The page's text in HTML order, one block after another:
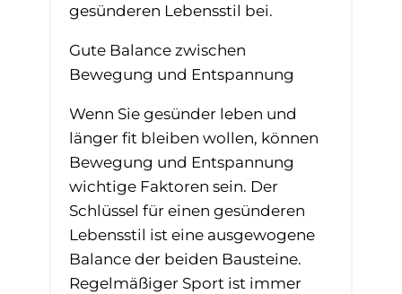
gesünderen Lebensstil bei.
Gute Balance zwischen
Bewegung und Entspannung
Wenn Sie gesünder leben und
länger fit bleiben wollen, können
Bewegung und Entspannung
wichtige Faktoren sein. Der
Schlüssel für einen gesünderen
Lebensstil ist eine ausgewogene
Balance der beiden Bausteine.
Regelmäßiger Sport ist immer